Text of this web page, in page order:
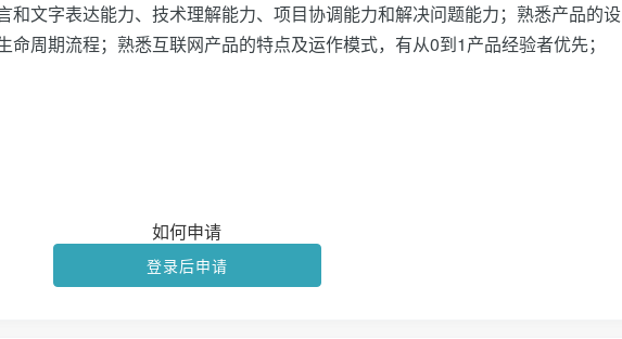
和文字表达能力、技术理解能力、项目协调能力和解决问题能力；熟悉产品的设
周期流程；熟悉互联网产品的特点及运作模式，有从0到1产品经验者优先；
如何申请
登录后申请